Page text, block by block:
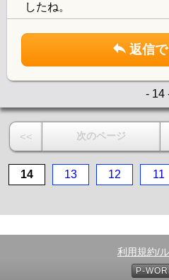
したね。
返信
- 14
<< 次のページ
14 13 12 11
利用規約/
P-